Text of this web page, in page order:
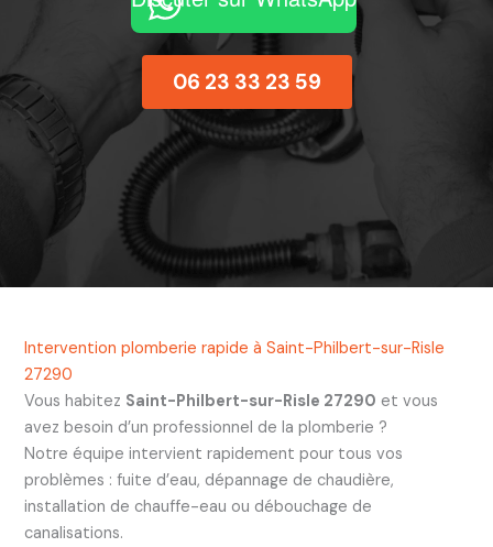
06 23 33 23 59
Intervention plomberie rapide à Saint-Philbert-sur-Risle
27290
Vous habitez Saint-Philbert-sur-Risle 27290 et vous
avez besoin d’un professionnel de la plomberie ?
Notre équipe intervient rapidement pour tous vos
problèmes : fuite d’eau, dépannage de chaudière,
installation de chauffe-eau ou débouchage de
canalisations.